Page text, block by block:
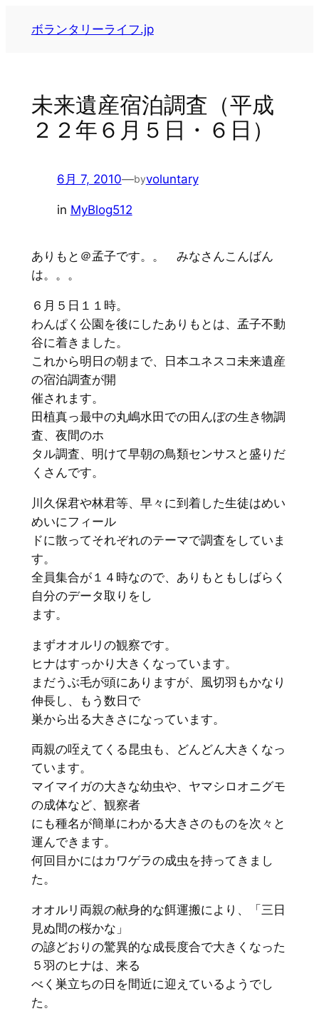
ボランタリーライフ.jp
未来遺産宿泊調査（平成
２２年６月５日・６日）
6月 7, 2010—byvoluntary
in MyBlog512
ありもと＠孟子です。。 みなさんこんばん
は。。。
６月５日１１時。
わんぱく公園を後にしたありもとは、孟子不動
谷に着きました。
これから明日の朝まで、日本ユネスコ未来遺産
の宿泊調査が開
催されます。
田植真っ最中の丸嶋水田での田んぼの生き物調
査、夜間のホ
タル調査、明けて早朝の鳥類センサスと盛りだ
くさんです。
川久保君や林君等、早々に到着した生徒はめい
めいにフィール
ドに散ってそれぞれのテーマで調査をしていま
す。
全員集合が１４時なので、ありもともしばらく
自分のデータ取りをし
ます。
まずオオルリの観察です。
ヒナはすっかり大きくなっています。
まだうぶ毛が頭にありますが、風切羽もかなり
伸長し、もう数日で
巣から出る大きさになっています。
両親の咥えてくる昆虫も、どんどん大きくなっ
ています。
マイマイガの大きな幼虫や、ヤマシロオニグモ
の成体など、観察者
にも種名が簡単にわかる大きさのものを次々と
運んできます。
何回目かにはカワゲラの成虫を持ってきまし
た。
オオルリ両親の献身的な餌運搬により、「三日
見ぬ間の桜かな」
の諺どおりの驚異的な成長度合で大きくなった
５羽のヒナは、来る
べく巣立ちの日を間近に迎えているようでし
た。